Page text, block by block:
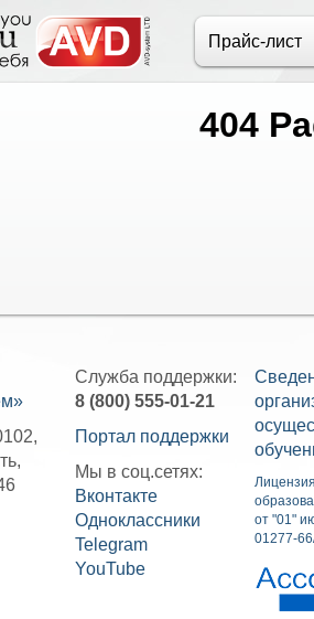
Прайс-лист
404
Служба поддержки:
8 (800) 555-01-21
Портал поддержки
Мы в соц.сетях:
Вконтакте
Одноклассники
Telegram
YouTube
от "01"
01277-